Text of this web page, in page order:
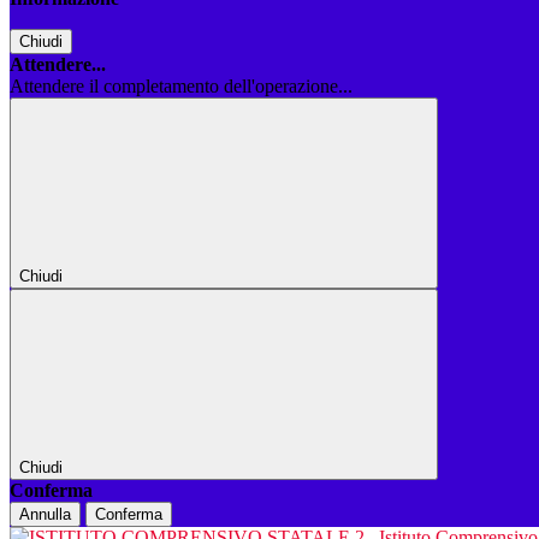
Chiudi
Attendere...
Attendere il completamento dell'operazione...
Chiudi
Chiudi
Conferma
Annulla Conferma